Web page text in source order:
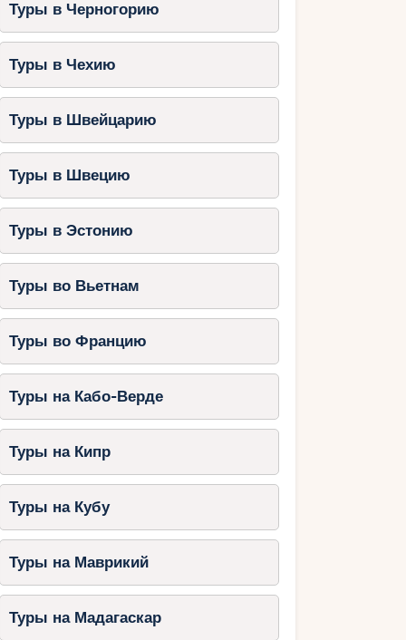
Туры в Черногорию
Туры в Чехию
Туры в Швейцарию
Туры в Швецию
Туры в Эстонию
Туры во Вьетнам
Туры во Францию
Туры на Кабо-Верде
Туры на Кипр
Туры на Кубу
Туры на Маврикий
Туры на Мадагаскар